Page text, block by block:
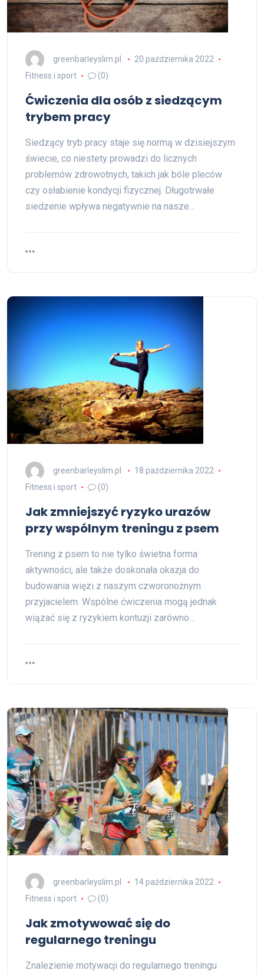
greenbarleyslim.pl
20 października 2022
Fitness i sport
(0)
Ćwiczenia dla osób z siedzącym
trybem pracy
Siedzący tryb pracy staje się normą w dzisiejszym
świecie, co niestety prowadzi do licznych
problemów zdrowotnych, takich jak bóle pleców
czy osłabienie kondycji fizycznej. Długotrwałe
siedzenie wpływa negatywnie na nasze…
greenbarleyslim.pl
18 października 2022
Fitness i sport
(0)
Jak zmniejszyć ryzyko urazów
przy wspólnym treningu z psem
Trening z psem to nie tylko świetna forma
aktywności, ale także doskonała okazja do
budowania więzi z naszym czworonożnym
przyjacielem. Wspólne ćwiczenia mogą jednak
wiązać się z ryzykiem kontuzji zarówno…
greenbarleyslim.pl
14 października 2022
Fitness i sport
(0)
Jak zmotywować się do
regularnego treningu
Znalezienie motywacji do regularnego treningu